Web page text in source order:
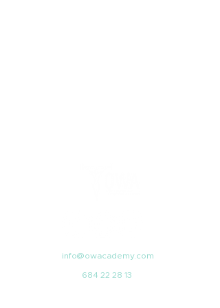
info@owacademy.com
684 22 28 13